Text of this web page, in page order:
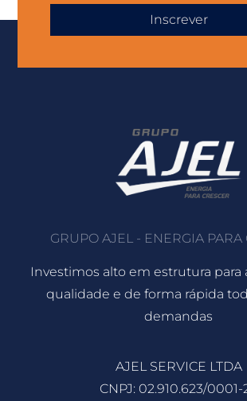
Inscrever
GRUPO AJEL - ENERGIA PARA
Investimos alto em estrutura
qualidade e de forma rápida
demandas
AJEL SERVICE LTDA
CNPJ: 02.910.623/0001-